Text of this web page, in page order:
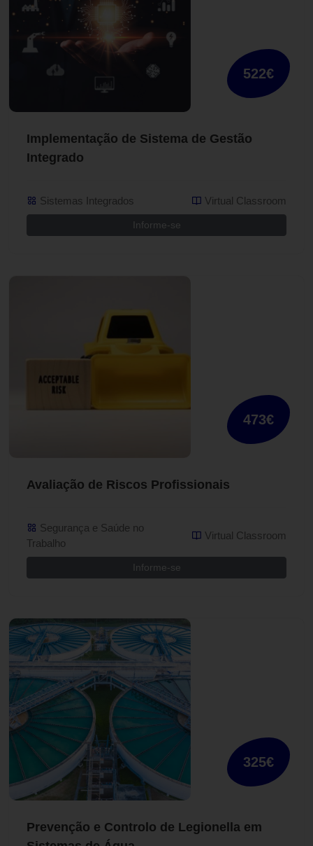
522€
Implementação de Sistema de Gestão
Integrado
Sistemas Integrados Virtual Classroom
Informe-se
473€
Avaliação de Riscos Profissionais
Segurança e Saúde no
Trabalho
Virtual Classroom
Informe-se
325€
Prevenção e Controlo de Legionella em